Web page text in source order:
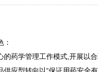
：
的药学管理工作模式,开展以